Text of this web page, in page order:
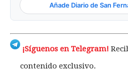
Añade Diario de San
¡Síguenos en Telegram!
contenido exclusivo.